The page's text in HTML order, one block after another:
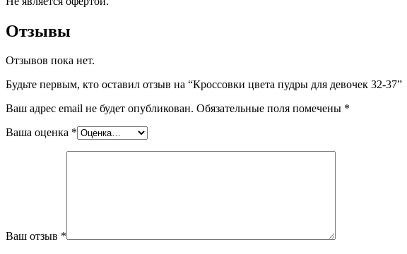
Отзывы
Отзывов пока нет.
Будьте первым, кто оставил отзыв на “Кроссовки цвета пудры для девочек 32-37”
Ваш адрес email не будет опубликован. Обязательные поля помечены *
Ваша оценка *
Ваш отзыв *